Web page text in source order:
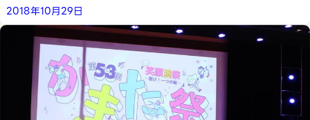
2018年10月29日